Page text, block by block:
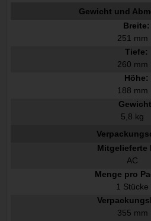
Gewicht und
Breite:
251 mm
Tiefe:
260 mm
Höhe:
188 mm
5,8 kg
Mitgelieferte
AC
Menge pro
1 Stücke
355 mm